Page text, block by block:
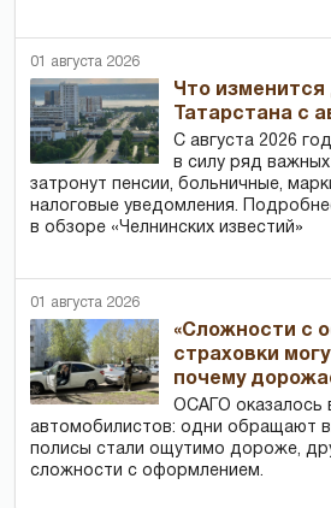
01 августа 2026
Что
Татарстана с
С августа 2026
в силу ряд
затронут пенсии, больничные,
налоговые уведомления.
в обзоре «Челнинских известий»
01 августа 2026
«Сложности с
страховки
почему
ОСАГО оказалось
автомобилистов: одни обращают
полисы стали ощутимо дороже,
сложности с оформлением.